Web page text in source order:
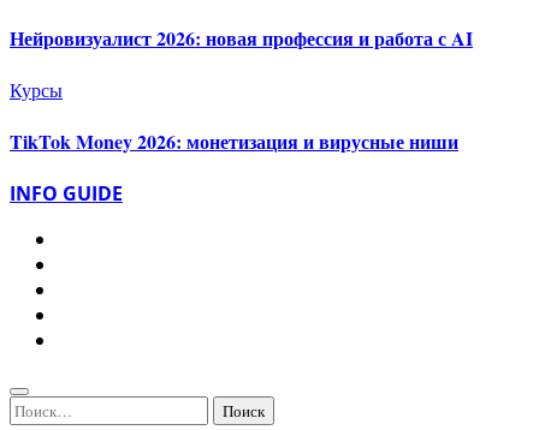
Нейровизуалист 2026: новая профессия и работа с AI
Курсы
TikTok Money 2026: монетизация и вирусные ниши
INFO GUIDE
Найти: